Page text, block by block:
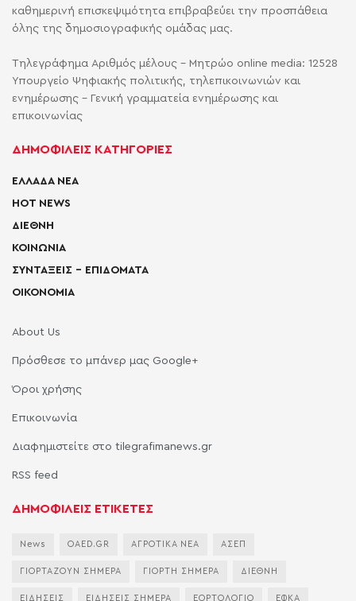
καθημερινή επισκεψιμότητα επιβραβεύει την προσπάθεια
όλης της δημοσιογραφικής ομάδας μας.
Τηλεγράφημα Αριθμός μέλους - Μητρώο online media: 12528
Υπουργείο Ψηφιακής πολιτικής, τηλεπικοινωνιών και
ενημέρωσης - Γενική γραμματεία ενημέρωσης και
επικοινωνίας
ΔΗΜΟΦΙΛΕΙΣ ΚΑΤΗΓΟΡΙΕΣ
ΕΛΛΑΔΑ ΝΕΑ
HOT NEWS
ΔΙΕΘΝΗ
ΚΟΙΝΩΝΙΑ
ΣΥΝΤΑΞΕΙΣ – ΕΠΙΔΟΜΑΤΑ
ΟΙΚΟΝΟΜΙΑ
About Us
Πρόσθεσε το μπάνερ μας Google+
Όροι χρήσης
Επικοινωνία
Διαφημιστείτε στο tilegrafimanews.gr
RSS feed
ΔΗΜΟΦΙΛΕΙΣ ΕΤΙΚΕΤΕΣ
News OAED.GR ΑΓΡΟΤΙΚΑ ΝΕΑ ΑΣΕΠ
ΓΙΟΡΤΑΖΟΥΝ ΣΗΜΕΡΑ ΓΙΟΡΤΗ ΣΗΜΕΡΑ ΔΙΕΘΝΗ
ΕΙΔΗΣΕΙΣ ΕΙΔΗΣΕΙΣ ΣΗΜΕΡΑ ΕΟΡΤΟΛΟΓΙΟ ΕΦΚΑ